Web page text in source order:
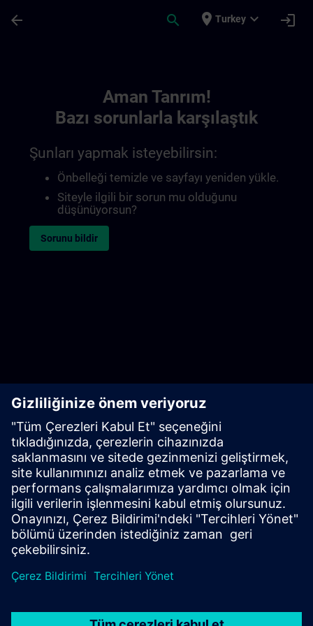
arrow_back search place Turkey expand_more login
Aman Tanrım!
Bazı sorunlarla karşılaştık
Şunları yapmak isteyebilirsin:
Önbelleği temizle ve sayfayı yeniden yükle.
Siteyle ilgili bir sorun mu olduğunu
düşünüyorsun?
Sorunu bildir